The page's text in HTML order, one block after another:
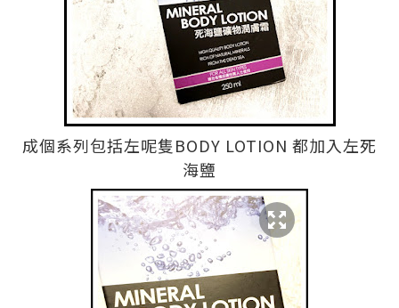
成個系列包括左呢隻BODY LOTION 都加入左死
海鹽